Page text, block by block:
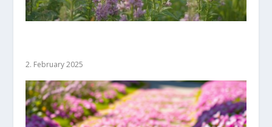
2. February 2025